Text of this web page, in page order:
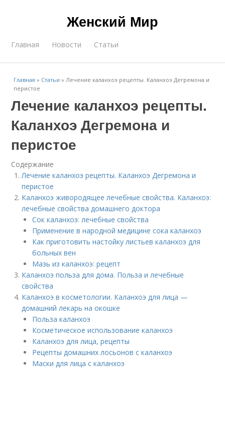
Женский Мир
Главная Новости Статьи
Главная » Статьи »Лечение каланхоэ рецепты. Каланхоэ Дегремона и
перистое
Лечение каланхоэ рецепты.
Каланхоэ Дегремона и
перистое
Содержание
Лечение каланхоэ рецепты. Каланхоэ Дегремона и
перистое
Каланхоэ живородящее лечебные свойства. Каланхоэ:
лечебные свойства домашнего доктора
Сок каланхоэ: лечебные свойства
Применение в народной медицине сока каланхоэ
Как приготовить настойку листьев каланхоэ для
больных вен
Мазь из каланхоэ: рецепт
Каланхоэ польза для дома. Польза и лечебные
свойства
Каланхоэ в косметологии. Каланхоэ для лица —
домашний лекарь на окошке
Польза каланхоэ
Косметическое использование каланхоэ
Каланхоэ для лица, рецепты
Рецепты домашних лосьонов с каланхоэ
Маски для лица с каланхоэ